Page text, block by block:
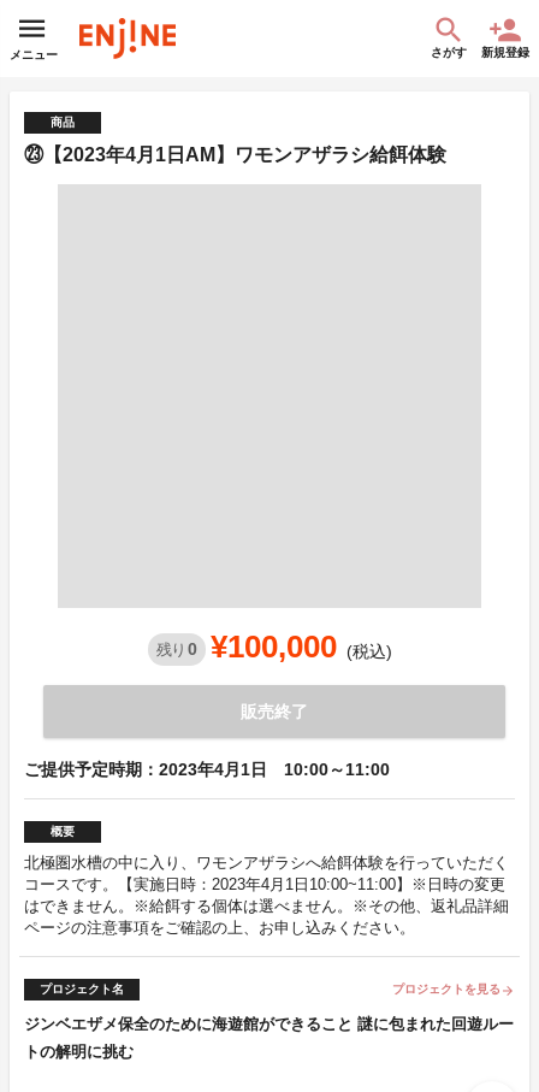
メニュー さがす 新規登録
商品
㉓【2023年4月1日AM】ワモンアザラシ給餌体験
残り 0 ¥100,000 (税込)
販売終了
ご提供予定時期：2023年4月1日 10:00～11:00
概要
北極圏水槽の中に入り、ワモンアザラシへ給餌体験を行っていただく
コースです。【実施日時：2023年4月1日10:00~11:00】※日時の変更
はできません。※給餌する個体は選べません。※その他、返礼品詳細
ページの注意事項をご確認の上、お申し込みください。
プロジェクト名 プロジェクトを見る arrow_forward
ジンベエザメ保全のために海遊館ができること 謎に包まれた回遊ルー
トの解明に挑む